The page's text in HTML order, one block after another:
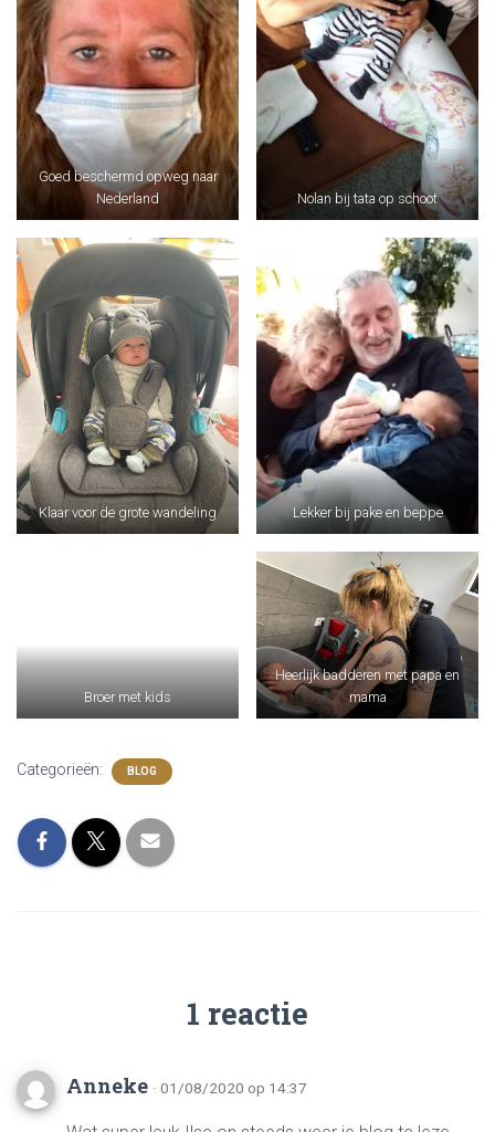
Goed beschermd opweg naar
Nederland
Nolan bij tata op schoot
Klaar voor de grote wandeling Lekker bij pake en beppe
Broer met kids
Heerlijk badderen met papa en
mama
Categorieën: BLOG
1 reactie
Anneke · 01/08/2020 op 14:37